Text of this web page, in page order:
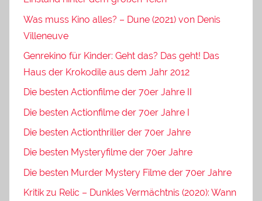
Was muss Kino alles? – Dune (2021) von Denis
Villeneuve
Genrekino für Kinder: Geht das? Das geht! Das
Haus der Krokodile aus dem Jahr 2012
Die besten Actionfilme der 70er Jahre II
Die besten Actionfilme der 70er Jahre I
Die besten Actionthriller der 70er Jahre
Die besten Mysteryfilme der 70er Jahre
Die besten Murder Mystery Filme der 70er Jahre
Kritik zu Relic – Dunkles Vermächtnis (2020): Wann